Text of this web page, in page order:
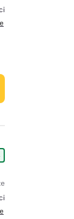
dettagli totali
i dettagli totali